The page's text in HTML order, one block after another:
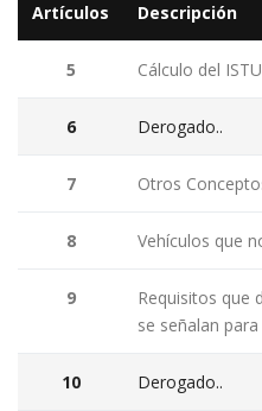
Artículos Descripción
5 Cálculo del
6 Derogado..
7 Otros
8 Vehículos que
9
Requisitos que
se señalan
10 Derogado..